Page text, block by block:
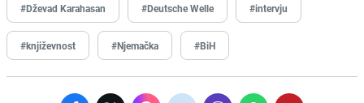
#Dževad Karahasan #Deutsche Welle #intervju
#književnost #Njemačka #BiH